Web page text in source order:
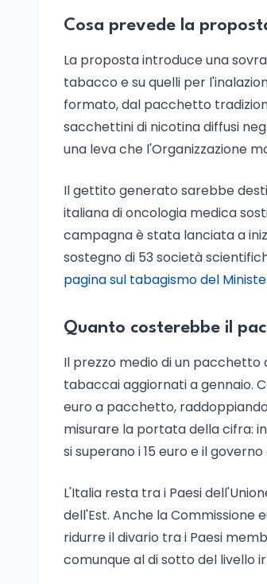
Cosa prevede la
La proposta introduce una
tabacco e su quelli per
formato, dal pacchetto
sacchettini di nicotina diffusi
una leva che l'Organizzazione
Il gettito generato sarebbe
italiana di oncologia medica
campagna è stata lanciata a
sostegno di 53 società
pagina sul tabagismo del
Quanto costerebbe il
Il prezzo medio di un pacchetto
tabaccai aggiornati a gennaio.
euro a pacchetto,
misurare la portata della cifra:
si superano i 15 euro e il
L'Italia resta tra i Paesi
dell'Est. Anche la Commissione
ridurre il divario tra i Paesi
comunque al di sotto del livello